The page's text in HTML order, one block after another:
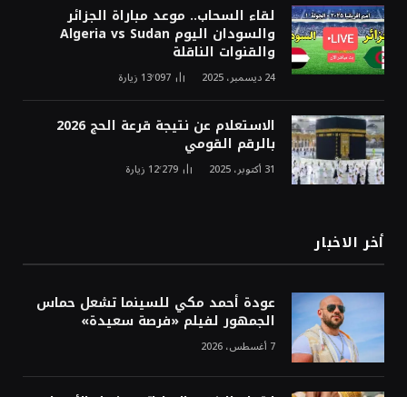
لقاء السحاب.. موعد مباراة الجزائر
والسودان اليوم Algeria vs Sudan
والقنوات الناقلة
24 ديسمبر، 2025 13٬097 زيارة
الاستعلام عن نتيجة قرعة الحج 2026
بالرقم القومي
31 أكتوبر، 2025 12٬279 زيارة
أخر الاخبار
عودة أحمد مكي للسينما تشعل حماس
الجمهور لفيلم «فرصة سعيدة»
7 أغسطس، 2026